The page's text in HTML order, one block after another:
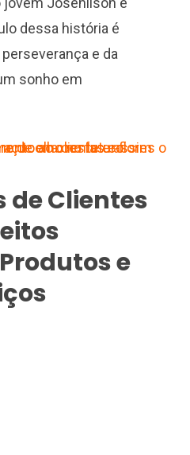
dessa história é
e da
sonho em
de Clientes
e